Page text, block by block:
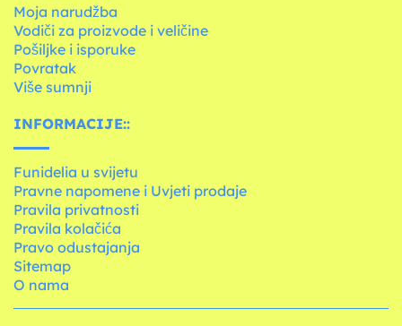
Moja narudžba
Vodiči za proizvode i veličine
Pošiljke i isporuke
Povratak
Više sumnji
INFORMACIJE::
Funidelia u svijetu
Pravne napomene i Uvjeti prodaje
Pravila privatnosti
Pravila kolačića
Pravo odustajanja
Sitemap
O nama